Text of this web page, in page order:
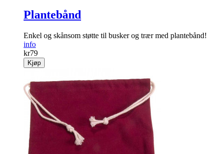
Plantebånd
Enkel og skånsom støtte til busker og trær med plantebånd!
info
kr79
Kjøp